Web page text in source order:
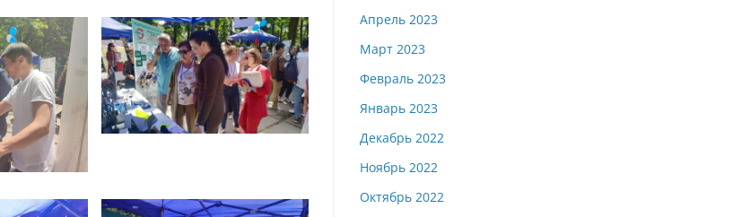
Апрель 2023
Март 2023
Февраль 2023
Январь 2023
Декабрь 2022
Ноябрь 2022
Октябрь 2022